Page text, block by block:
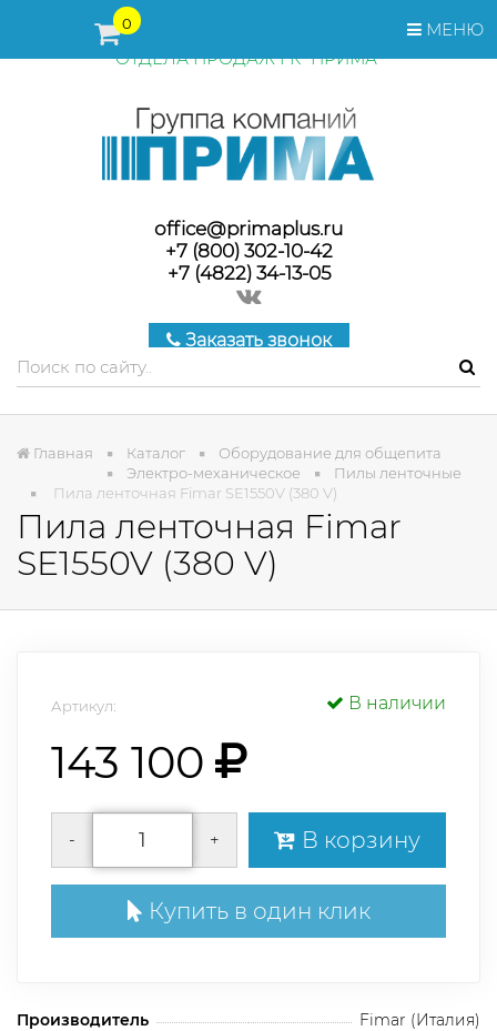
МЕНЮ
0
ПЕРЕД ОФОРМЛЕНИЕМ ЗАКАЗА, СТОИМОСТЬ И СРОКИ
ПОСТАВКИ ТОВАРА УТОЧНЯЙТЕ У МЕНЕДЖЕРОВ
ОТДЕЛА ПРОДАЖ ГК "ПРИМА"
office@primaplus.ru
+7 (800) 302-10-42
+7 (4822) 34-13-05
Заказать звонок
Главная Каталог
Оборудование для общепита
Электро-механическое
Пилы ленточные
Пила ленточная Fimar SE1550V (380 V)
Пила ленточная Fimar
SE1550V (380 V)
Артикул: В наличии
143 100
- + В корзину
Купить в один клик
Производитель
Fimar (Италия)